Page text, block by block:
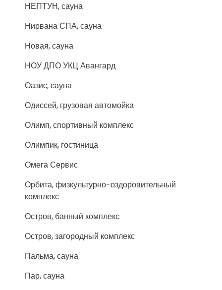
НЕПТУН, сауна
Нирвана СПА, сауна
Новая, сауна
НОУ ДПО УКЦ Авангард
Оазис, сауна
Одиссей, грузовая автомойка
Олимп, спортивный комплекс
Олимпик, гостиница
Омега Сервис
Орбита, физкультурно-оздоровительный
комплекс
Остров, банный комплекс
Остров, загородный комплекс
Пальма, сауна
Пар, сауна